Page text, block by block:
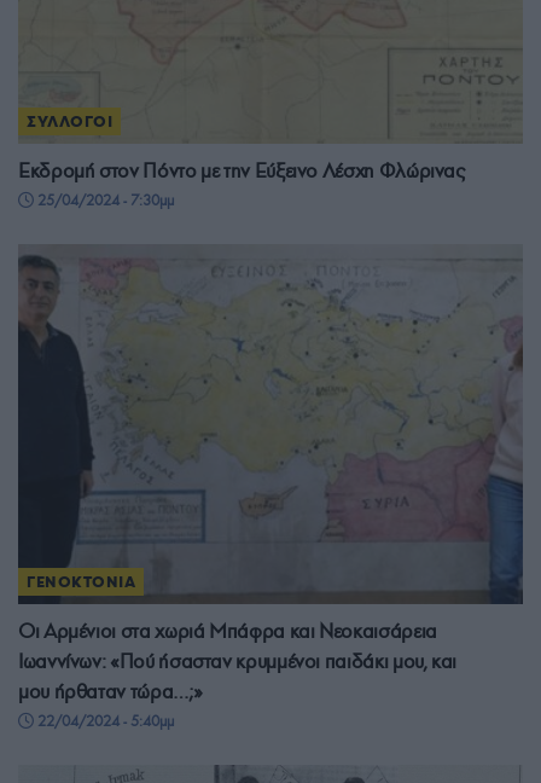
ΣΥΛΛΟΓΟΙ
Εκδρομή στον Πόντο με την Εύξεινο Λέσχη Φλώρινας
25/04/2024 - 7:30μμ
ΓΕΝΟΚΤΟΝΙΑ
Οι Αρμένιοι στα χωριά Μπάφρα και Νεοκαισάρεια
Ιωαννίνων: «Πού ήσασταν κρυμμένοι παιδάκι μου, και
μου ήρθαταν τώρα…;»
22/04/2024 - 5:40μμ